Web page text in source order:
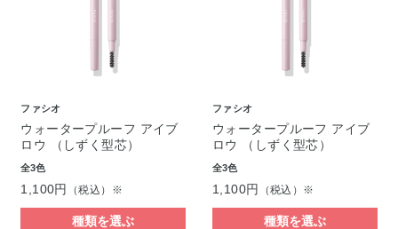
ファシオ
ウォータープルーフ アイブ
ロウ （しずく型芯）
全3色
1,100円 （税込）※
種類を選ぶ
ファシオ
ウォータープルーフ アイブ
ロウ （しずく型芯）
全3色
1,100円 （税込）※
種類を選ぶ